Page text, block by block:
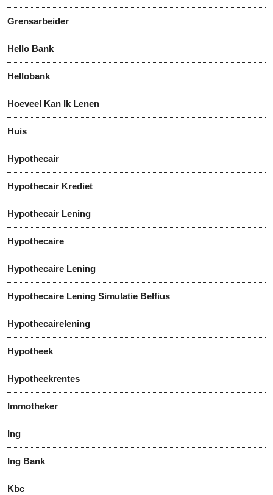
Grensarbeider
Hello Bank
Hellobank
Hoeveel Kan Ik Lenen
Huis
Hypothecair
Hypothecair Krediet
Hypothecair Lening
Hypothecaire
Hypothecaire Lening
Hypothecaire Lening Simulatie Belfius
Hypothecairelening
Hypotheek
Hypotheekrentes
Immotheker
Ing
Ing Bank
Kbc